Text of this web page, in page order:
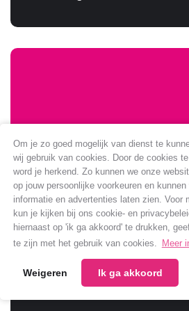
Om je zo goed mogelijk van dienst te
wij gebruik van cookies. Door de cookies
word je herkend. Zo kunnen we onze
op jouw persoonlijke voorkeuren en
informatie en advertenties laten zien. Voor
kun je kijken bij ons cookie- en
hiernaast op 'ik ga akkoord' te drukken,
te zijn met het gebruik van cookies.
Meer
Weigeren Ik ga akkoord
Sponsoring Jumbo
Jumbo verlengt samenwerking